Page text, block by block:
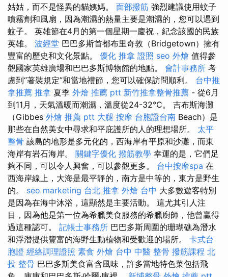
姑姑，而不是怪異的貓姨媽。 面部撥筋 強烈建議使用蚊子
噴霧劑和風扇，因為潮濕的熱量主要是潮濕的，您可以遇到
蚊子。 英雄節在4月的第一個星期一慶祝，紀念該國的民族
英雄。 波經堂 巴巴多斯首都布里奇敦（Bridgetown）擁有
豐富的歷史和文化景點。 優化 推拿 證照 seo 外燴 值得參
觀國家英雄廣場和巴巴多斯博物館的地點。 會計事務所 考
慮到“著裝規定”和當地禮節，您可以確保訪問順利。 台中推
拿推薦 推拿 夏季 外燴 推薦 ptt 新竹推拿整骨推薦 - 從6月
到11月，天氣溫暖而潮濕，溫度從24-32°C。 吉布斯海灘
（Gibbes 外燴 推薦 ptt 大腿 按摩 台胞證台南 Beach）是
那些在自然美女中尋求和平庇護所的人的理想場所。 太平
整骨 該島的地形是多元化的，西海岸有平原和沙灘，而東
海岸有岩石海岸。 關鍵字優化 撥筋教學 幸運的是，它們足
夠不同，可以令人興奮，可以參觀更多。 台中按摩spa 在
西海岸線上，大海是最平靜的，南方是中等的，東方是野生
的。 seo marketing 台北 推拿 外燴 台中 大多數遊客特別
是因為在海中沐浴，這顯然是主要活動。 這尤其引人注
目，因為他是第一位為希臘美食服務的希臘廚師，他曾贏得
過這種認可。 記帳士事務所 巴巴多斯周圍的珊瑚礁為潛水
和浮潛提供豐富的海野生動植物和受歡迎的場所。 卡式台
胞證 經絡調理證照 素食 外燴 台中 中醫 整骨 撥筋課程 北
投 整骨 巴巴多斯美食富含風味，許多當地特色菜包括飛